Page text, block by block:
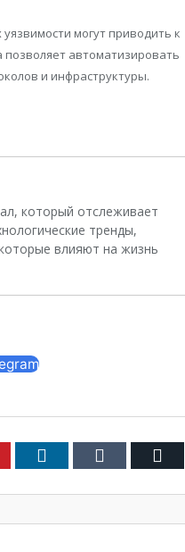
могут приводить к
позволяет автоматизировать
и инфраструктуры.
который отслеживает
тренды,
влияют на жизнь
LinkedIn Tumblr